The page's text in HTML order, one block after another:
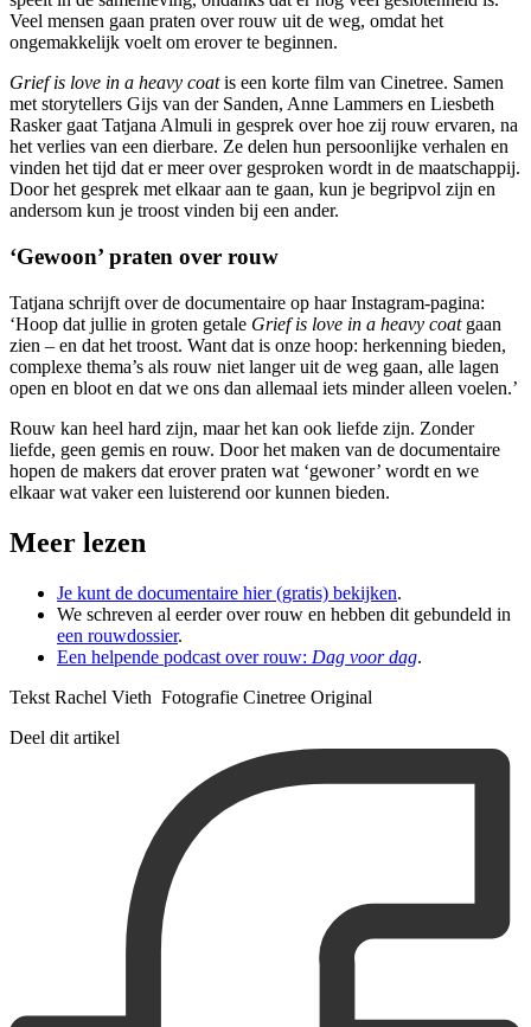
Veel mensen gaan praten over rouw uit de weg, omdat het
ongemakkelijk voelt om erover te beginnen.
Grief is love in a heavy coatis een korte film van Cinetree. Samen
met storytellers Gijs van der Sanden, Anne Lammers en Liesbeth
Rasker gaat Tatjana Almuli in gesprek over hoe zij rouw ervaren, na
het verlies van een dierbare. Ze delen hun persoonlijke verhalen en
vinden het tijd dat er meer over gesproken wordt in de maatschappij.
Door het gesprek met elkaar aan te gaan, kun je begripvol zijn en
andersom kun je troost vinden bij een ander.
‘Gewoon’ praten over rouw
Tatjana schrijft over de documentaire op haar Instagram-pagina:
‘Hoop dat jullie in groten getale Grief is love in a heavy coatgaan
zien – en dat het troost. Want dat is onze hoop: herkenning bieden,
complexe thema’s als rouw niet langer uit de weg gaan, alle lagen
open en bloot en dat we ons dan allemaal iets minder alleen voelen.’
Rouw kan heel hard zijn, maar het kan ook liefde zijn. Zonder
liefde, geen gemis en rouw. Door het maken van de documentaire
hopen de makers dat erover praten wat ‘gewoner’ wordt en we
elkaar wat vaker een luisterend oor kunnen bieden.
Meer lezen
Je kunt de documentaire hier (gratis) bekijken.
We schreven al eerder over rouw en hebben dit gebundeld in
een rouwdossier.
Een helpende podcast over rouw: Dag voor dag.
Tekst Rachel Vieth Fotografie Cinetree Original
Deel dit artikel